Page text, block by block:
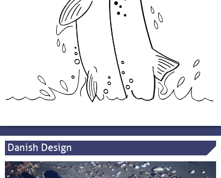
Danish Design